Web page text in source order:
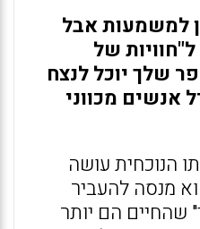
למשמעות אבל
של
שלך יוכל לנצח
אנשים מכווני
הנוכחית עושה
מנסה להעביר
שהחיים הם יותר